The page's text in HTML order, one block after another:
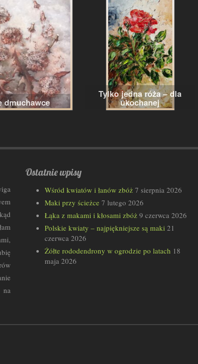
dmuchawce
Tylko jedna róża – dla
ukochanej
Ostatnie wpisy
Wśród kwiatów i łanów zbóż 7 sierpnia 2026
Maki przy ścieżce 7 lutego 2026
Łąka z makami i kłosami zbóż 9 czerwca 2026
Polskie kwiaty – najpiękniejsze są maki 21
czerwca 2026
Żółte rododendrony w ogrodzie po latach 18
maja 2026